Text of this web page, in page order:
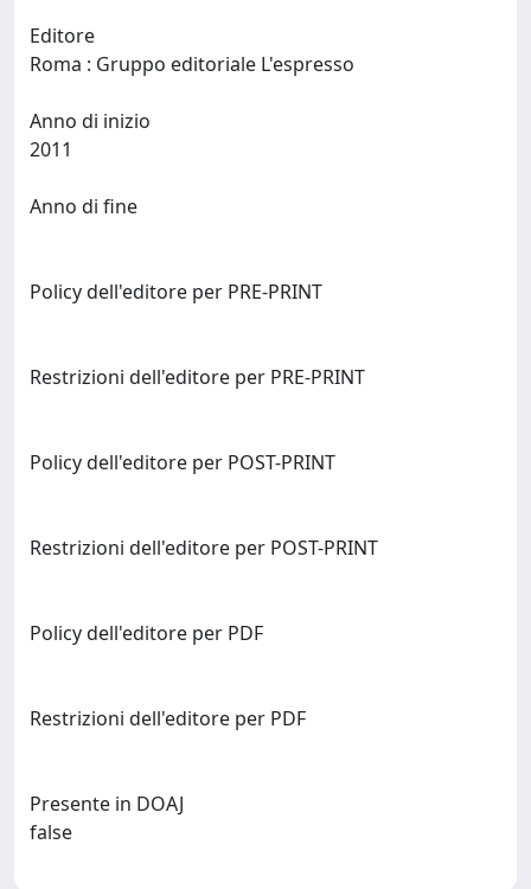
Editore
Anno di inizio
Anno di fine
Policy dell'editore per PRE-PRINT
Restrizioni dell'editore per PRE-PRINT
Policy dell'editore per POST-PRINT
Restrizioni dell'editore per POST-PRINT
Policy dell'editore per PDF
Restrizioni dell'editore per PDF
Presente in DOAJ